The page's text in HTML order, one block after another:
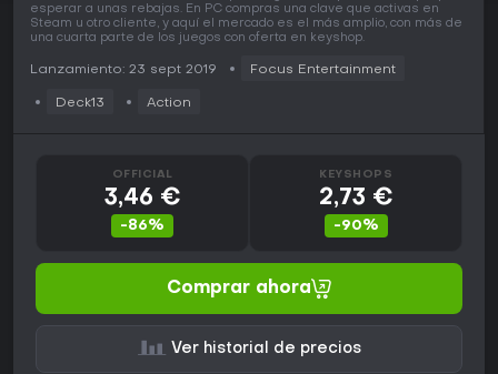
esperar a unas rebajas. En PC compras una clave que activas en
Steam u otro cliente, y aquí el mercado es el más amplio, con más de
una cuarta parte de los juegos con oferta en keyshop.
Lanzamiento: 23 sept 2019 Focus Entertainment
Deck13 Action
OFFICIAL
3,46 €
-86%
KEYSHOPS
2,73 €
-90%
Comprar ahora
Ver historial de precios